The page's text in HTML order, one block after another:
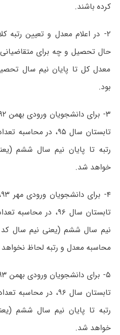
کرده باشند.
۲- در اعلام معدل و تعیین رتبه
حال تحصیل و چه برای
معدل کل تا پایان نیم سال
بود.
تابستان سال ۹۵، در
خواهد شد.
تابستان سال ۹۶، در
محاسبه معدل و رتبه لحاظ
تابستان سال ۹۶، در
خواهد شد.